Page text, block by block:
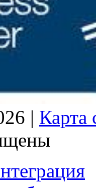
| Карта